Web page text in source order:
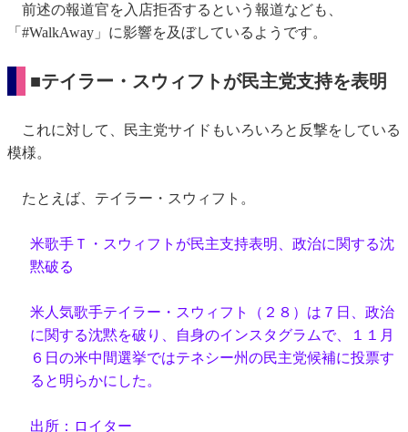
前述の報道官を入店拒否するという報道なども、
「#WalkAway」に影響を及ぼしているようです。
■テイラー・スウィフトが民主党支持を表明
これに対して、民主党サイドもいろいろと反撃をしている
模様。
たとえば、テイラー・スウィフト。
米歌手Ｔ・スウィフトが民主支持表明、政治に関する沈
黙破る
米人気歌手テイラー・スウィフト（２８）は７日、政治
に関する沈黙を破り、自身のインスタグラムで、１１月
６日の米中間選挙ではテネシー州の民主党候補に投票す
ると明らかにした。
出所：ロイター